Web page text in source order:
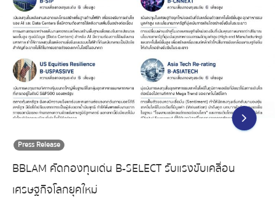
Press Release
BBLAM คัดกองทุนเด่น B-SELECT รับแรงขับเคลื่อน
เศรษฐกิจโลกยุคใหม่